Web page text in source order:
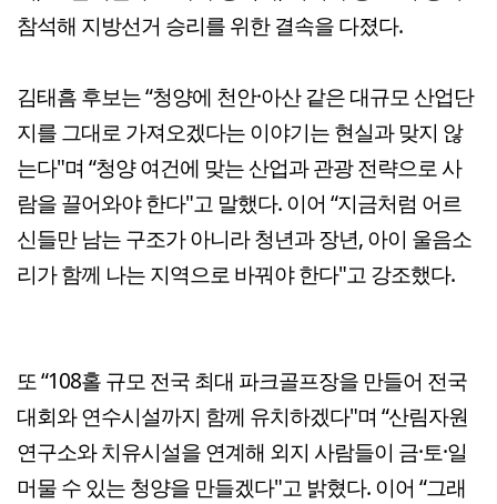
참석해 지방선거 승리를 위한 결속을 다졌다.
김태흠 후보는 “청양에 천안·아산 같은 대규모 산업단
지를 그대로 가져오겠다는 이야기는 현실과 맞지 않
는다"며 “청양 여건에 맞는 산업과 관광 전략으로 사
람을 끌어와야 한다"고 말했다. 이어 “지금처럼 어르
신들만 남는 구조가 아니라 청년과 장년, 아이 울음소
리가 함께 나는 지역으로 바꿔야 한다"고 강조했다.
또 “108홀 규모 전국 최대 파크골프장을 만들어 전국
대회와 연수시설까지 함께 유치하겠다"며 “산림자원
연구소와 치유시설을 연계해 외지 사람들이 금·토·일
머물 수 있는 청양을 만들겠다"고 밝혔다. 이어 “그래